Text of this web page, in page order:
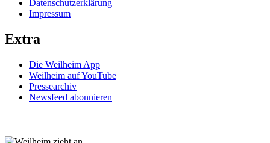
Datenschutzerklärung
Impressum
Extra
Die Weilheim App
Weilheim auf YouTube
Pressearchiv
Newsfeed abonnieren